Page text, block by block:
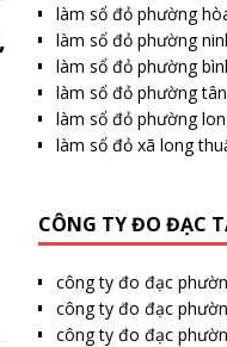
làm sổ đỏ phường
làm sổ đỏ phường
làm sổ đỏ phường
làm sổ đỏ phường
làm sổ đỏ phường
làm sổ đỏ xã long
CÔNG TY ĐO ĐẠC
công ty đo đạc
công ty đo đạc
công ty đo đạc